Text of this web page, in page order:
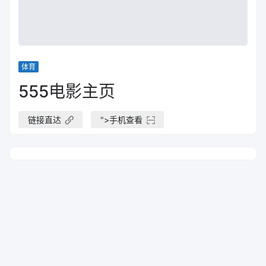
体育
555电影主页
链接直达 ">手机查看